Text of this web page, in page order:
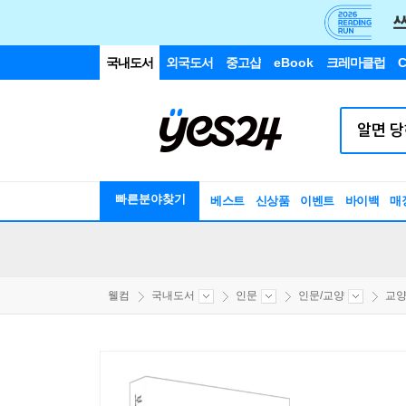
국내도서 외국도서 중고샵 eBook 크레마클럽
빠른분야찾기 베스트 신상품 이벤트 바이백 매
웰컴 국내도서 인문 인문/교양 교